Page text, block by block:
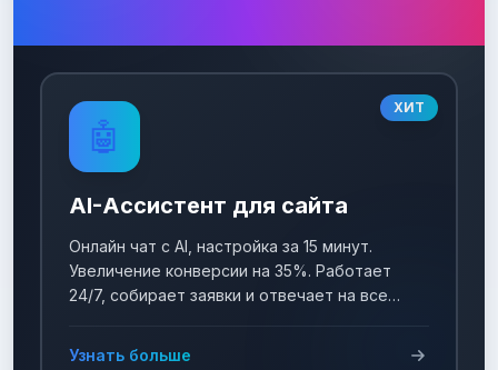
ХИТ
🤖
AI-Ассистент для сайта
Онлайн чат с AI, настройка за 15 минут.
Увеличение конверсии на 35%. Работает
24/7, собирает заявки и отвечает на все
Узнать больше